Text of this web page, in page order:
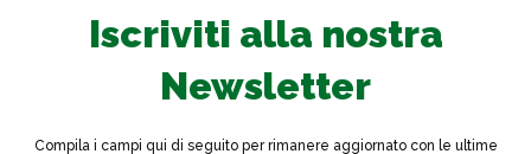
Iscriviti alla nostra
Newsletter
Compila i campi qui di seguito per rimanere aggiornato con le ultime